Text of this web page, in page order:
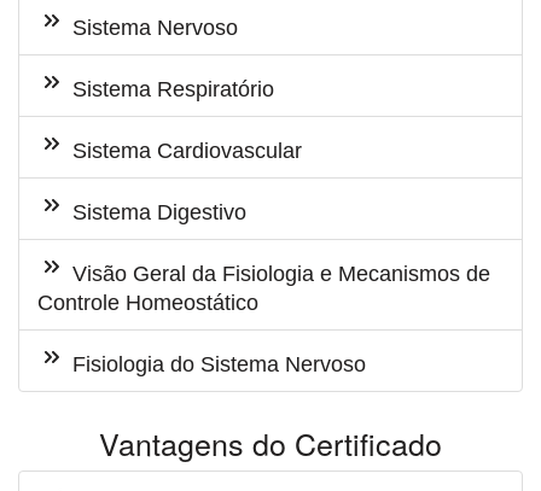
Sistema Nervoso
Sistema Respiratório
Sistema Cardiovascular
Sistema Digestivo
Visão Geral da Fisiologia e Mecanismos de
Controle Homeostático
Fisiologia do Sistema Nervoso
Vantagens do Certificado